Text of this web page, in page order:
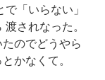
「いらない」
されなった。
のでどうやら
かなくて。